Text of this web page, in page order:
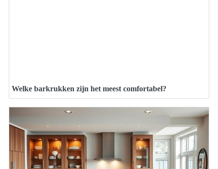
Welke barkrukken zijn het meest comfortabel?